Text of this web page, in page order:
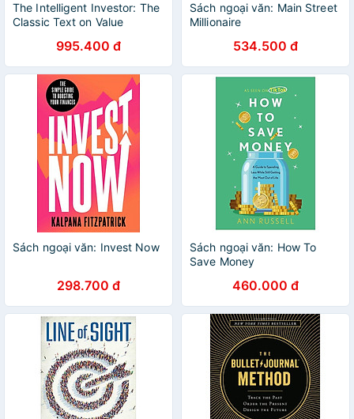
The Intelligent Investor: The
Classic Text on Value
995.400 đ
Sách ngoại văn: Main Street
Millionaire
534.500 đ
Sách ngoại văn: Invest Now
298.700 đ
Sách ngoại văn: How To
Save Money
460.000 đ